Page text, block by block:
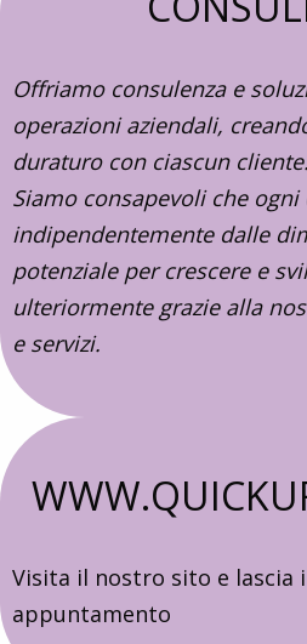
Offriamo consulenza e
operazioni aziendali,
duraturo con ciascun cliente.
Siamo consapevoli che ogni
indipendentemente dalle
potenziale per crescere e
ulteriormente grazie alla
e servizi.
Visita il nostro sito e lascia
appuntamento